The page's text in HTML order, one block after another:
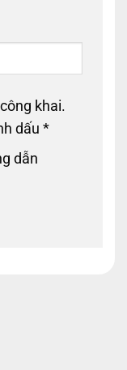
khai.
dấu *
dẫn